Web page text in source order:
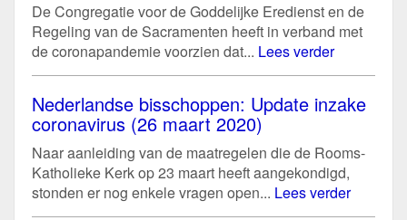
De Congregatie voor de Goddelijke Eredienst en de
Regeling van de Sacramenten heeft in verband met
de coronapandemie voorzien dat... Lees verder
Nederlandse bisschoppen: Update inzake
coronavirus (26 maart 2020)
Naar aanleiding van de maatregelen die de Rooms-
Katholieke Kerk op 23 maart heeft aangekondigd,
stonden er nog enkele vragen open... Lees verder